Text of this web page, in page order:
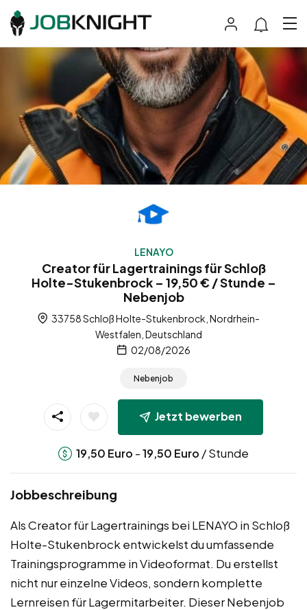
LENAYO
Creator für Lagertrainings für Schloß
Holte-Stukenbrock – 19,50 € / Stunde –
Nebenjob
33758 Schloß Holte-Stukenbrock, Nordrhein-
Westfalen, Deutschland
02/08/2026
Nebenjob
Jetzt bewerben
19,50 Euro -19,50 Euro / Stunde
Jobbeschreibung
Als Creator für Lagertrainings bei LENAYO in Schloß
Holte-Stukenbrock entwickelst du umfassende
Trainingsprogramme in Videoformat. Du erstellst
nicht nur einzelne Videos, sondern komplette
Lernreisen für Lagermitarbeiter. Dieser Nebenjob